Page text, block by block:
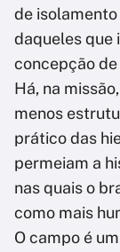
de
daqueles que
concepção de
Há, na
menos
prático das
permeiam a
nas quais o
como mais
O campo é